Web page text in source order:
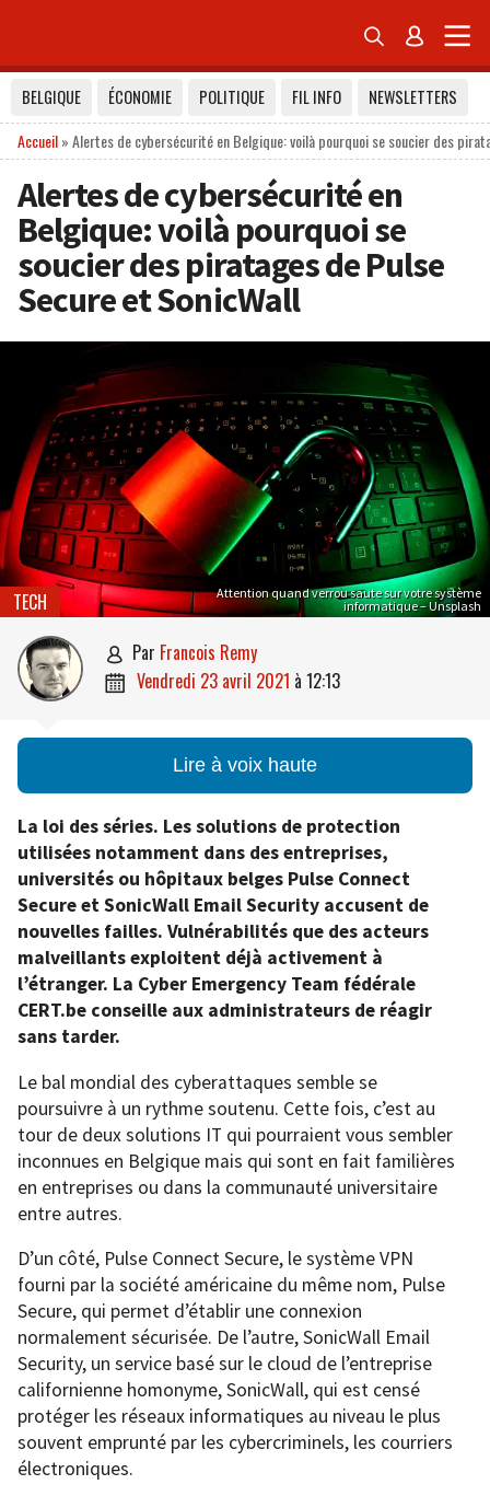
 
BELGIQUE ÉCONOMIE POLITIQUE FIL INFO
NEWSLETTERS
Accueil»Alertes de cybersécurité en Belgique: voilà pourquoi se soucier des
Alertes de cybersécurité en
Belgique: voilà pourquoi se
soucier des piratages de Pulse
Secure et SonicWall
Attention quand verrou saute sur votre système
informatique – Unsplash
TECH
 par Francois Remy
 vendredi 23 avril 2021 à 12:13
Lire à voix haute
La loi des séries. Les solutions de protection
utilisées notamment dans des entreprises,
universités ou hôpitaux belges Pulse Connect
Secure et SonicWall Email Security accusent de
nouvelles failles. Vulnérabilités que des acteurs
malveillants exploitent déjà activement à
l’étranger. La Cyber Emergency Team fédérale
CERT.be conseille aux administrateurs de réagir
sans tarder.
Le bal mondial des cyberattaques semble se
poursuivre à un rythme soutenu. Cette fois, c’est au
tour de deux solutions IT qui pourraient vous sembler
inconnues en Belgique mais qui sont en fait familières
en entreprises ou dans la communauté universitaire
entre autres.
D’un côté, Pulse Connect Secure, le système VPN
fourni par la société américaine du même nom, Pulse
Secure, qui permet d’établir une connexion
normalement sécurisée. De l’autre, SonicWall Email
Security, un service basé sur le cloud de l’entreprise
californienne homonyme, SonicWall, qui est censé
protéger les réseaux informatiques au niveau le plus
souvent emprunté par les cybercriminels, les courriers
électroniques.